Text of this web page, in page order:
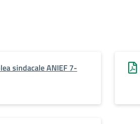
sindacale ANIEF 7-